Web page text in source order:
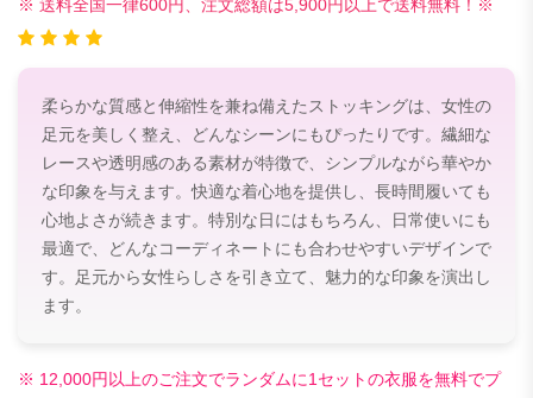
※ 送料全国一律600円、注文総額は5,900円以上で送料無料！※
柔らかな質感と伸縮性を兼ね備えたストッキングは、女性の
足元を美しく整え、どんなシーンにもぴったりです。繊細な
レースや透明感のある素材が特徴で、シンプルながら華やか
な印象を与えます。快適な着心地を提供し、長時間履いても
心地よさが続きます。特別な日にはもちろん、日常使いにも
最適で、どんなコーディネートにも合わせやすいデザインで
す。足元から女性らしさを引き立て、魅力的な印象を演出し
ます。
※ 12,000円以上のご注文でランダムに1セットの衣服を無料でプ